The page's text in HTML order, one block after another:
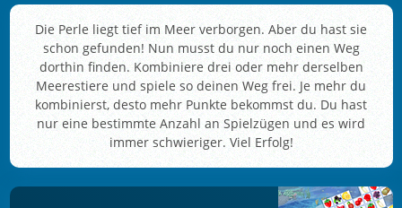
Die Perle liegt tief im Meer verborgen. Aber du hast sie
schon gefunden! Nun musst du nur noch einen Weg
dorthin finden. Kombiniere drei oder mehr derselben
Meerestiere und spiele so deinen Weg frei. Je mehr du
kombinierst, desto mehr Punkte bekommst du. Du hast
nur eine bestimmte Anzahl an Spielzügen und es wird
immer schwieriger. Viel Erfolg!